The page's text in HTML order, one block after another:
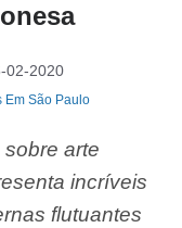
02-2020
Em São Paulo
arte
incríveis
flutuantes